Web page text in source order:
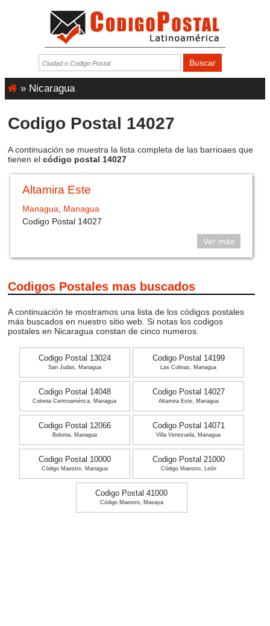
» Nicaragua
Codigo Postal 14027
A continuación se muestra la lista completa de las barrioaes que
tienen el código postal 14027
Altamira Este
Managua, Managua
Codigo Postal 14027
Ver más
Codigos Postales mas buscados
A continuación te mostramos una lista de los códigos postales
más buscados en nuestro sitio web. Si notas los codigos
postales en Nicaragua constan de cinco numeros.
Codigo Postal 13024
San Judas, Managua
Codigo Postal 14199
Las Colinas, Managua
Codigo Postal 14048
Colonia Centroamérica, Managua
Codigo Postal 14027
Altamira Este, Managua
Codigo Postal 12066
Bolonia, Managua
Codigo Postal 14071
Villa Venezuela, Managua
Codigo Postal 10000
Código Maestro, Managua
Codigo Postal 21000
Código Maestro, León
Codigo Postal 41000
Código Maestro, Masaya